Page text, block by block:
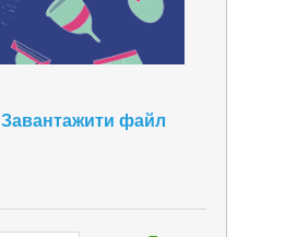
Завантажити файл